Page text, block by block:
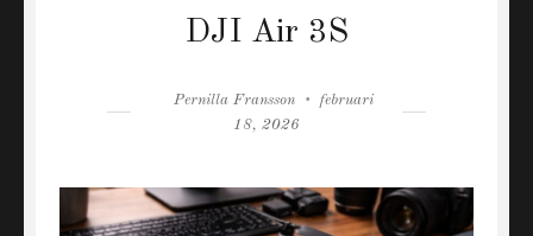
DJI Air 3S
Author
Pernilla Fransson
Posted
februari
18, 2026